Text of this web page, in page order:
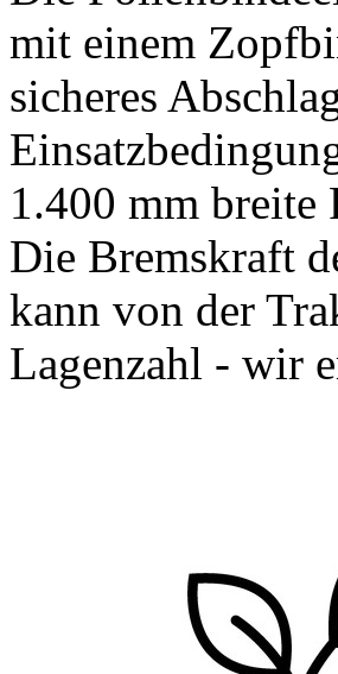
mit einem
sicheres
1.400 mm breite
Die Bremskraft
kann von der
Lagenzahl - wir